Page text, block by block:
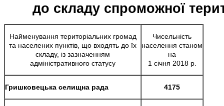
до складу спроможної
Найменування територіальних громад
та населених пунктів, що входять до їх
складу, із зазначенням
адміністративного статусу
Чисельність
населення станом
на
1 січня 2018 р.
Гришковецька селищна рада 4175